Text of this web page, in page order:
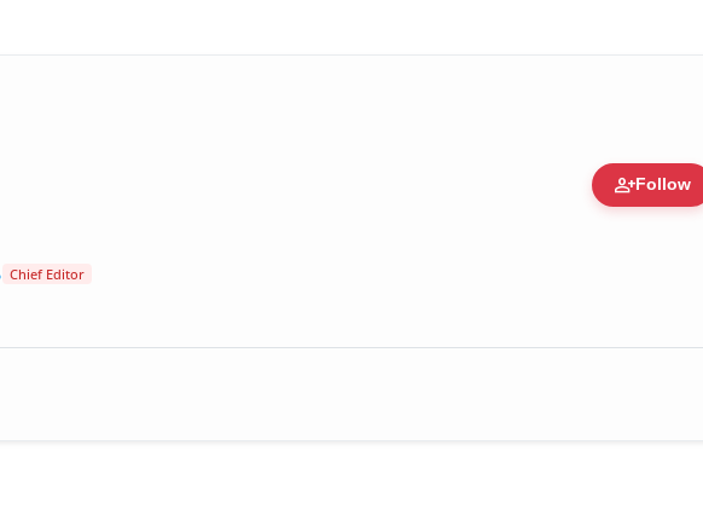
person_addFollow
Verified Public Figure • 30 Mar, 2026
Chief Editor